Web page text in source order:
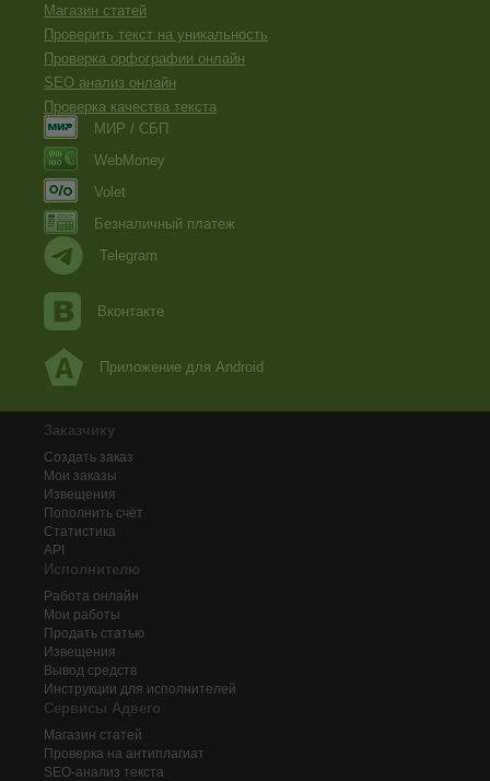
Магазин статей
Проверить текст на уникальность
Проверка орфографии онлайн
SEO анализ онлайн
Проверка качества текста
МИР / СБП
WebMoney
Volet
Безналичный платеж
Telegram
Вконтакте
Приложение для Android
Заказчику
Создать заказ
Мои заказы
Извещения
Пополнить счёт
Статистика
API
Исполнителю
Работа онлайн
Мои работы
Продать статью
Извещения
Вывод средств
Инструкции для исполнителей
Сервисы Адвего
Магазин статей
Проверка на антиплагиат
SEO-анализ текста